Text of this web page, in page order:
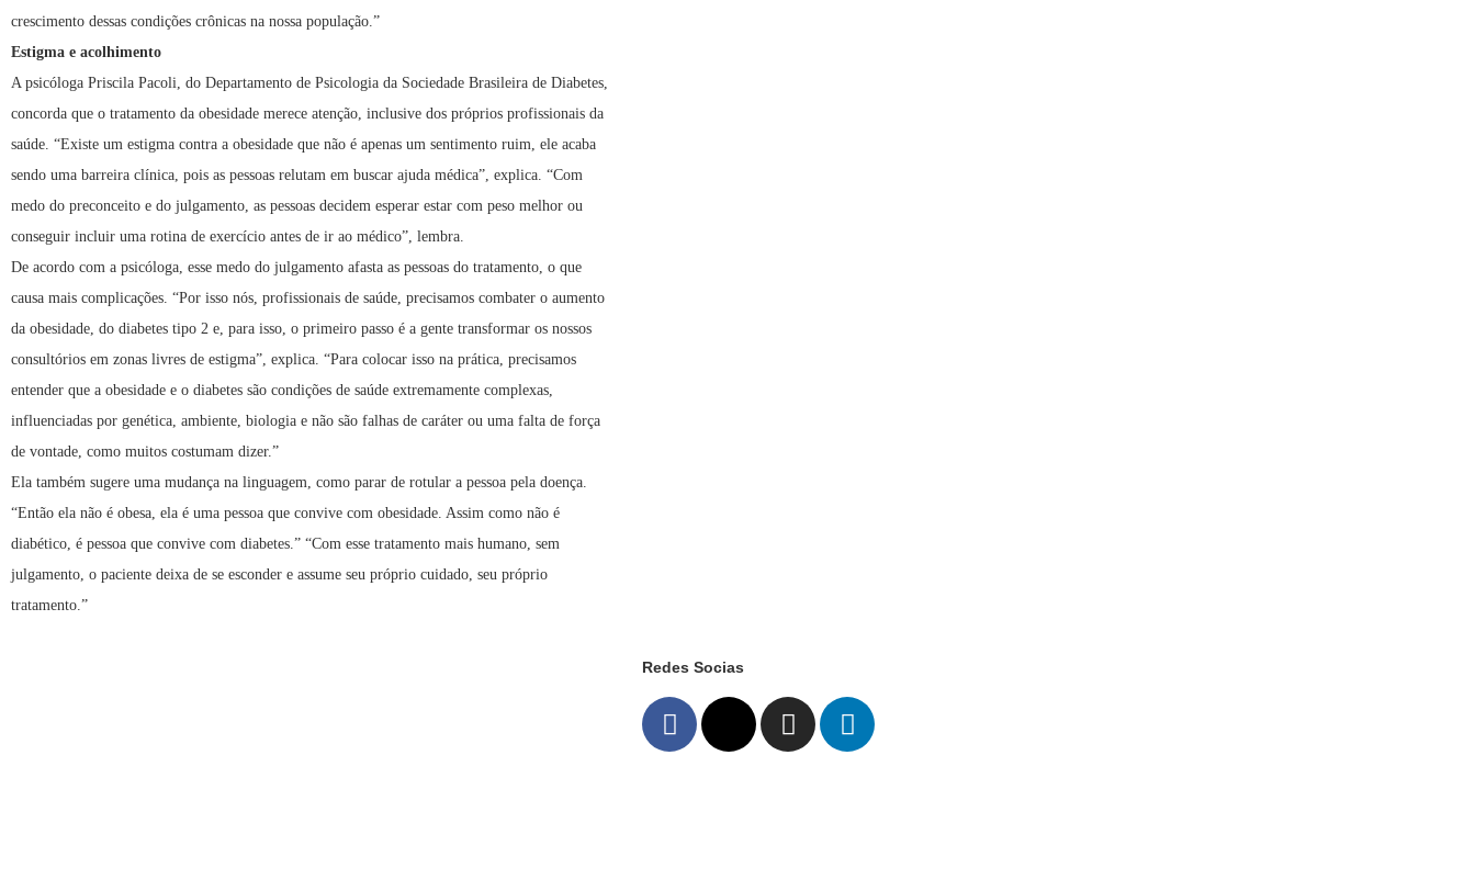
crescimento dessas condições crônicas na nossa população.”
Estigma e acolhimento
A psicóloga Priscila Pacoli, do Departamento de Psicologia da Sociedade Brasileira de Diabetes,
concorda que o tratamento da obesidade merece atenção, inclusive dos próprios profissionais da
saúde. “Existe um estigma contra a obesidade que não é apenas um sentimento ruim, ele acaba
sendo uma barreira clínica, pois as pessoas relutam em buscar ajuda médica”, explica. “Com
medo do preconceito e do julgamento, as pessoas decidem esperar estar com peso melhor ou
conseguir incluir uma rotina de exercício antes de ir ao médico”, lembra.
De acordo com a psicóloga, esse medo do julgamento afasta as pessoas do tratamento, o que
causa mais complicações. “Por isso nós, profissionais de saúde, precisamos combater o aumento
da obesidade, do diabetes tipo 2 e, para isso, o primeiro passo é a gente transformar os nossos
consultórios em zonas livres de estigma”, explica. “Para colocar isso na prática, precisamos
entender que a obesidade e o diabetes são condições de saúde extremamente complexas,
influenciadas por genética, ambiente, biologia e não são falhas de caráter ou uma falta de força
de vontade, como muitos costumam dizer.”
Ela também sugere uma mudança na linguagem, como parar de rotular a pessoa pela doença.
“Então ela não é obesa, ela é uma pessoa que convive com obesidade. Assim como não é
diabético, é pessoa que convive com diabetes.” “Com esse tratamento mais humano, sem
julgamento, o paciente deixa de se esconder e assume seu próprio cuidado, seu próprio
tratamento.”
Redes Socias